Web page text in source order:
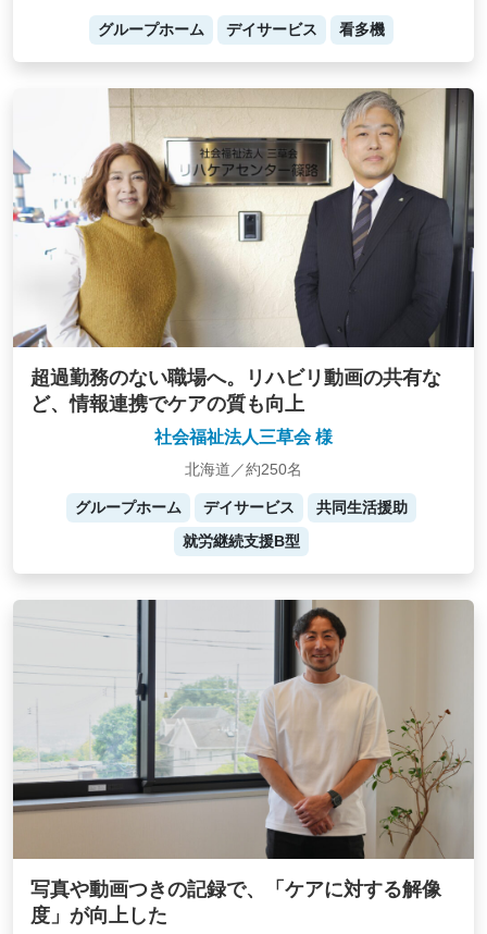
グループホーム デイサービス 看多機
超過勤務のない職場へ。リハビリ動画の共有な
ど、情報連携でケアの質も向上
社会福祉法人三草会 様
北海道／約250名
グループホーム デイサービス
共同生活援助
就労継続支援B型
写真や動画つきの記録で、「ケアに対する解像
度」が向上した